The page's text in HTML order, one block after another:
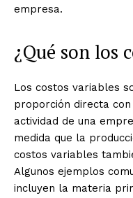
empresa.
¿Qué son los
Los costos variables
proporción directa
actividad de una
medida que la
costos variables
Algunos ejemplos
incluyen la materia